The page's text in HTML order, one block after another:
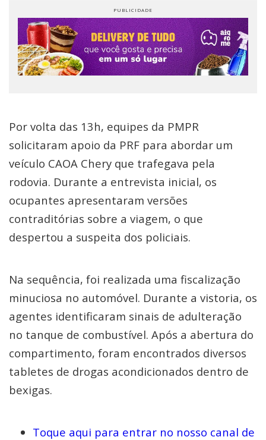
Por volta das 13h, equipes da PMPR
solicitaram apoio da PRF para abordar um
veículo CAOA Chery que trafegava pela
rodovia. Durante a entrevista inicial, os
ocupantes apresentaram versões
contraditórias sobre a viagem, o que
despertou a suspeita dos policiais.
Na sequência, foi realizada uma fiscalização
minuciosa no automóvel. Durante a vistoria, os
agentes identificaram sinais de adulteração
no tanque de combustível. Após a abertura do
compartimento, foram encontrados diversos
tabletes de drogas acondicionados dentro de
bexigas.
Toque aqui para entrar no nosso canal de